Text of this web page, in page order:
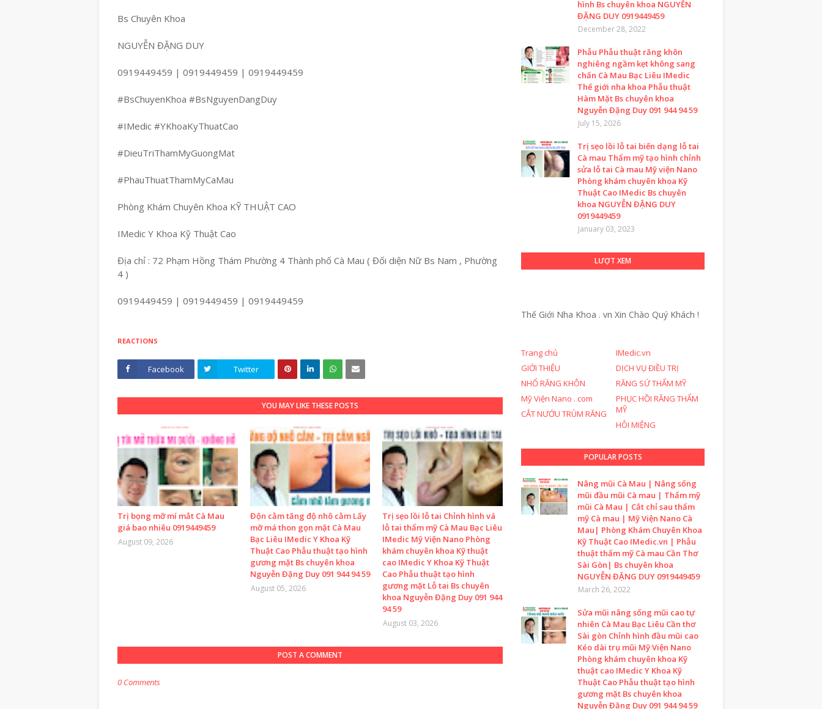
Bs Chuyên Khoa
NGUYỄN ĐẶNG DUY
0919449459 | 0919449459 | 0919449459
#BsChuyenKhoa #BsNguyenDangDuy
#IMedic #YKhoaKyThuatCao
#DieuTriThamMyGuongMat
#PhauThuatThamMyCaMau
Phòng Khám Chuyên Khoa KỸ THUẬT CAO
IMedic Y Khoa Kỹ Thuật Cao
Địa chỉ : 72 Phạm Hồng Thám Phường 4 Thành phố Cà Mau ( Đối diện Nữ Bs Nam , Phường
4 )
0919449459 | 0919449459 | 0919449459
REACTIONS
Facebook Twitter
YOU MAY LIKE THESE POSTS
Trị bọng mỡ mí mắt Cà Mau
giá bao nhiêu 0919449459
August 09, 2026
Độn cằm tăng độ nhô cằm Lấy
mỡ má thon gọn mặt Cà Mau
Bạc Liêu IMedic Y Khoa Kỹ
Thuật Cao Phẫu thuật tạo hình
gương mặt Bs chuyên khoa
Nguyễn Đặng Duy 091 944 94 59
August 05, 2026
Trị sẹo lồi lỗ tai Chỉnh hình vá
lỗ tai thẩm mỹ Cà Mau Bạc Liêu
IMedic Mỹ Viện Nano Phòng
khám chuyên khoa Kỹ thuật
cao IMedic Y Khoa Kỹ Thuật
Cao Phẫu thuật tạo hình
gương mặt Lỗ tai Bs chuyên
khoa Nguyễn Đặng Duy 091 944
94 59
August 03, 2026
POST A COMMENT
0 Comments
hình Bs chuyên khoa NGUYỄN
ĐẶNG DUY 0919449459
December 28, 2022
Phẫu Phẫu thuật răng khôn
nghiêng ngầm kẹt không sang
chấn Cà Mau Bạc Liêu IMedic
Thế giới nha khoa Phẫu thuật
Hàm Mặt Bs chuyên khoa
Nguyễn Đặng Duy 091 944 94 59
July 15, 2026
Trị sẹo lồi lỗ tai biến dạng lỗ tai
Cà mau Thẩm mỹ tạo hình chỉnh
sửa lỗ tai Cà mau Mỹ viện Nano
Phòng khám chuyên khoa Kỹ
Thuật Cao IMedic Bs chuyên
khoa NGUYỄN ĐẶNG DUY
0919449459
January 03, 2023
LƯỢT XEM
Thế Giới Nha Khoa . vn Xin Chào Quý Khách !
Trang chủ
IMedic.vn
GIỚI THIỆU
DỊCH VỤ ĐIỀU TRỊ
NHỔ RĂNG KHÔN
RĂNG SỨ THẨM MỸ
Mỹ Viện Nano . com
PHỤC HỒI RĂNG THẨM
MỸ
CẮT NƯỚU TRÙM RĂNG
HÔI MIỆNG
POPULAR POSTS
Nâng mũi Cà Mau | Nâng sống
mũi đầu mũi Cà mau | Thẩm mỹ
mũi Cà Mau | Cắt chỉ sau thẩm
mỹ Cà mau | Mỹ Viện Nano Cà
Mau| Phòng Khám Chuyên Khoa
Kỹ Thuật Cao IMedic.vn | Phẫu
thuật thẩm mỹ Cà mau Cần Thơ
Sài Gòn| Bs chuyên khoa
NGUYỄN ĐẶNG DUY 0919449459
March 26, 2022
Sửa mũi nâng sống mũi cao tự
nhiên Cà Mau Bạc Liêu Cần thơ
Sài gòn Chỉnh hình đầu mũi cao
Kéo dài trụ mũi Mỹ Viện Nano
Phòng khám chuyên khoa Kỹ
thuật cao IMedic Y Khoa Kỹ
Thuật Cao Phẫu thuật tạo hình
gương mặt Bs chuyên khoa
Nguyễn Đặng Duy 091 944 94 59